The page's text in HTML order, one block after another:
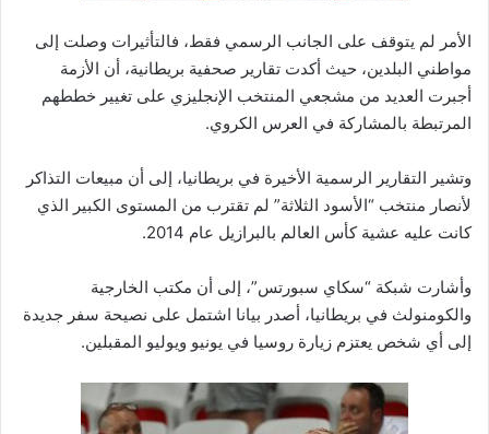
الأمر لم يتوقف على الجانب الرسمي فقط، فالتأثيرات وصلت إلى
مواطني البلدين، حيث أكدت تقارير صحفية بريطانية، أن الأزمة
أجبرت العديد من مشجعي المنتخب الإنجليزي على تغيير خططهم
المرتبطة بالمشاركة في العرس الكروي.
وتشير التقارير الرسمية الأخيرة في بريطانيا، إلى أن مبيعات التذاكر
لأنصار منتخب “الأسود الثلاثة” لم تقترب من المستوى الكبير الذي
كانت عليه عشية كأس العالم بالبرازيل عام 2014.
وأشارت شبكة “سكاي سبورتس”، إلى أن مكتب الخارجية
والكومنولث في بريطانيا، أصدر بيانا اشتمل على نصيحة سفر جديدة
إلى أي شخص يعتزم زيارة روسيا في يونيو ويوليو المقبلين.